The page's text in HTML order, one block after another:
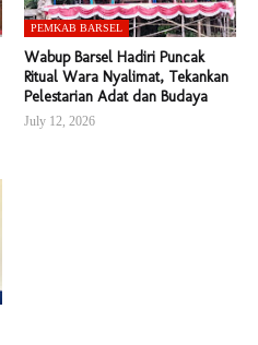
PEMKAB BARSEL
Wabup Barsel Hadiri Puncak
Ritual Wara Nyalimat, Tekankan
Pelestarian Adat dan Budaya
July 12, 2026